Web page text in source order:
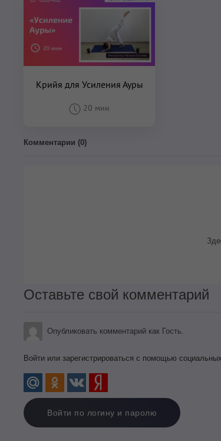
Крийя для Усиления Ауры
20 мин
Комментарии (0)
Оставьте свой комментарий
Опубликовать комментарий как Гость.
Войти или зарегистрироваться с помощью
Войти по логину и паролю